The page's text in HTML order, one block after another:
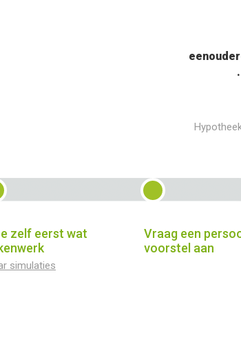
zelf eerst wat
simulaties
Vraag een
voorstel aan